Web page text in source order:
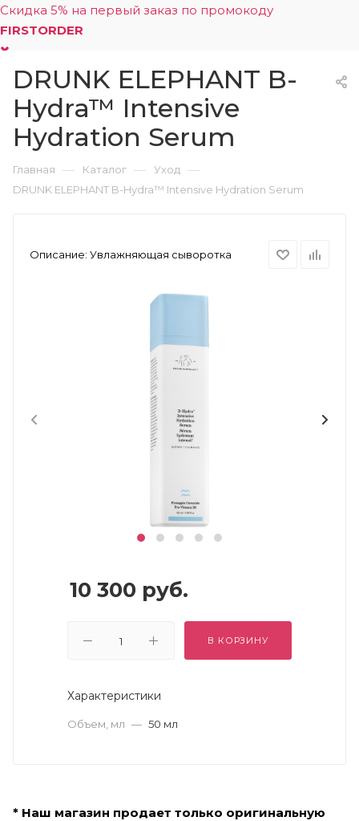
Скидка 5% на первый заказ по промокоду
FIRSTORDER
0
DRUNK ELEPHANT B-
Hydra™ Intensive
Hydration Serum
Главная — Каталог — Уход —
DRUNK ELEPHANT B-Hydra™ Intensive Hydration Serum
Описание: Увлажняющая сыворотка
10 300 руб.
В КОРЗИНУ
Характеристики
Объем, мл — 50 мл
* Наш магазин продает только оригинальную